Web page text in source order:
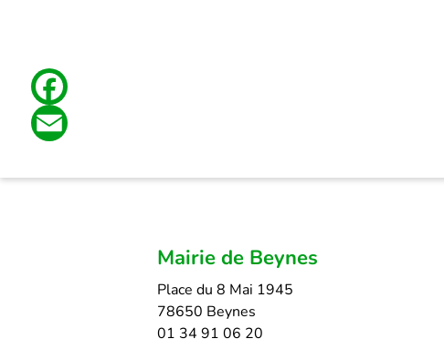
Facebook
Mairie de Beynes
Place du 8 Mai 1945
78650 Beynes
01 34 91 06 20